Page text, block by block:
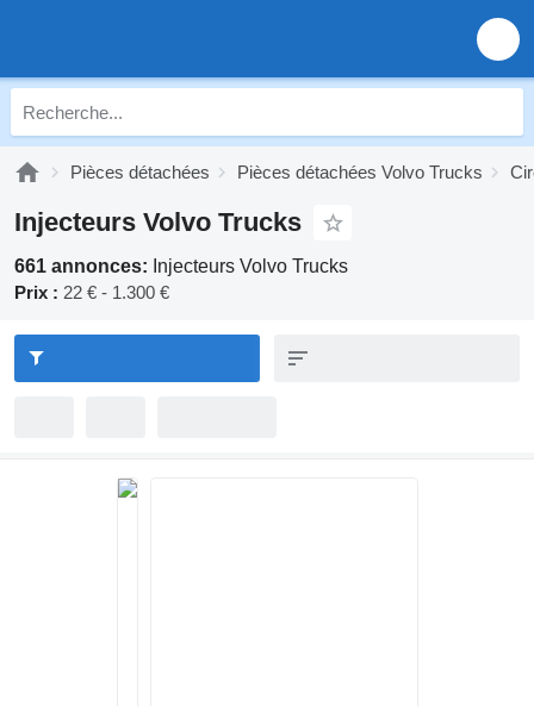
Pièces détachées Pièces détachées Volvo Trucks
Injecteurs Volvo Trucks
661 annonces: Injecteurs Volvo Trucks
Prix : 22 € - 1.300 €